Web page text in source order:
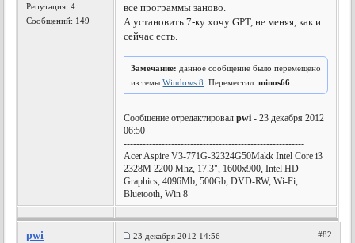
Репутация:4
Сообщений: 149
все программы заново.
А установить 7-ку хочу GPT, не меняя, как и
сейчас есть.
Замечание: данное сообщение было перемещено
из темыWindows 8 . Переместил:minos66
Сообщение отредактировалpwi - 23 декабря 2012
06:50
---------------------------------------------------------
Acer Aspire V3-771G-32324G50Makk Intel Core i3
2328M 2200 Mhz, 17.3", 1600x900, Intel HD
Graphics, 4096Mb, 500Gb, DVD-RW, Wi-Fi,
Bluetooth, Win 8
pwi 23 декабря 2012 14:56 #82